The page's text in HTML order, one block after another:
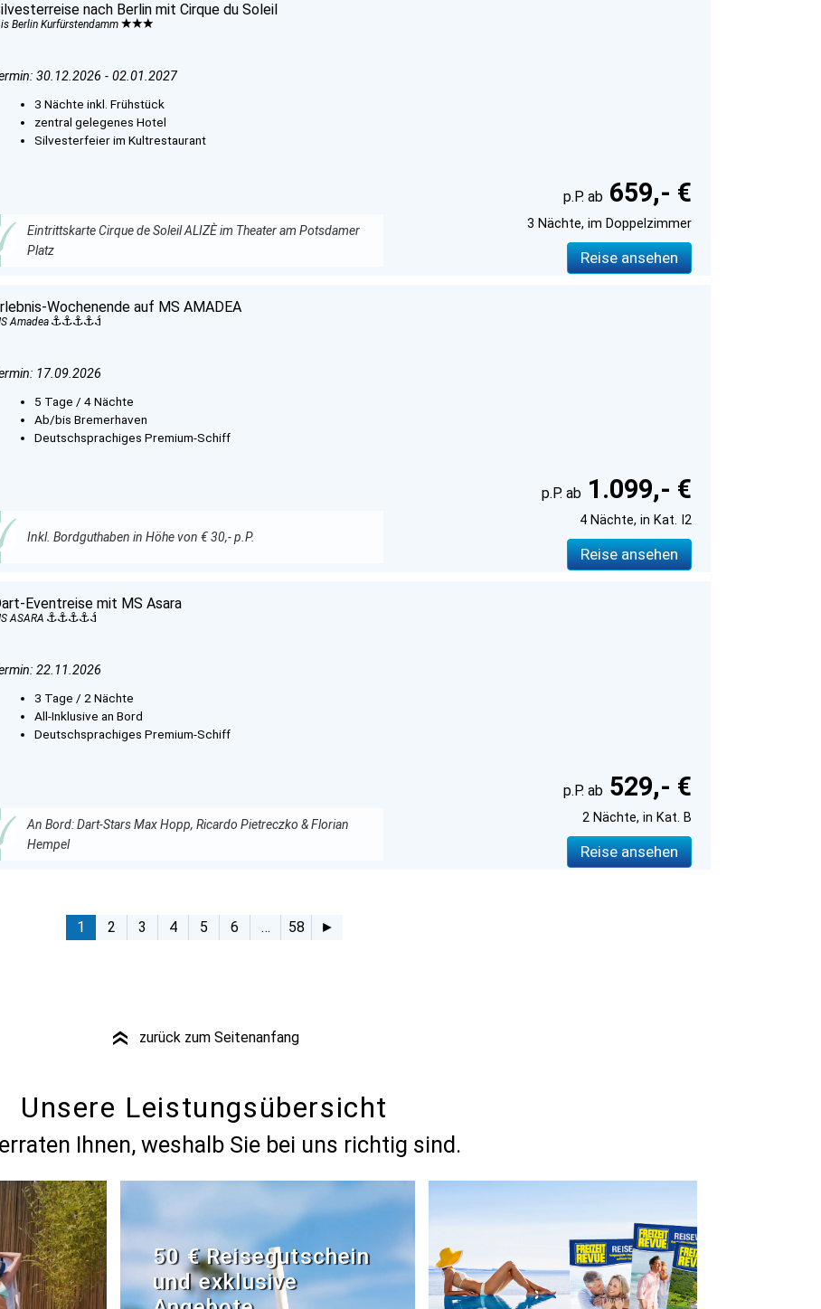
nach Berlin mit Cirque du Soleil
Berlin Kurfürstendamm
30.12.2026 - 02.01.2027
3 Nächte inkl. Frühstück
zentral gelegenes Hotel
Silvesterfeier im Kultrestaurant
Eintrittskarte Cirque de Soleil ALIZÈ im Theater am Potsdamer
Platz
659,- €
3 Nächte, im Doppelzimmer
Reise ansehen
Wochenende auf MS AMADEA
Amadea
17.09.2026
5 Tage / 4 Nächte
Ab/bis Bremerhaven
Deutschsprachiges Premium-Schiff
Inkl. Bordguthaben in Höhe von € 30,- p.P.
1.099,- €
4 Nächte, in Kat. I2
Reise ansehen
Eventreise mit MS Asara
ASARA
22.11.2026
3 Tage / 2 Nächte
All-Inklusive an Bord
Deutschsprachiges Premium-Schiff
An Bord: Dart-Stars Max Hopp, Ricardo Pietreczko & Florian
Hempel
529,- €
2 Nächte, in Kat. B
Reise ansehen
1 2 3 4 5 6 … 58 ►
» zurück zum Seitenanfang
Unsere Leistungsübersicht
Ihnen, weshalb Sie bei uns richtig sind.
50 € Reisegutschein
und exklusive